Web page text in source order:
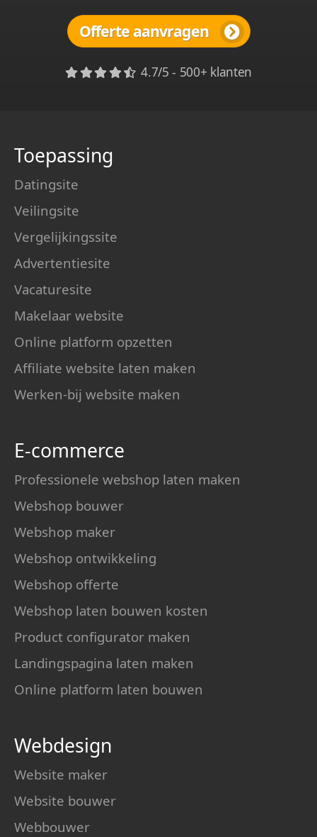
Offerte aanvragen
4.7/5 - 500+ klanten
Toepassing
Datingsite
Veilingsite
Vergelijkingssite
Advertentiesite
Vacaturesite
Makelaar website
Online platform opzetten
Affiliate website laten maken
Werken-bij website maken
E-commerce
Professionele webshop laten maken
Webshop bouwer
Webshop maker
Webshop ontwikkeling
Webshop offerte
Webshop laten bouwen kosten
Product configurator maken
Landingspagina laten maken
Online platform laten bouwen
Webdesign
Website maker
Website bouwer
Webbouwer